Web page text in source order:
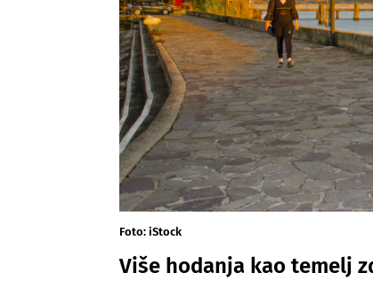
Foto: iStock
Više hodanja kao temelj